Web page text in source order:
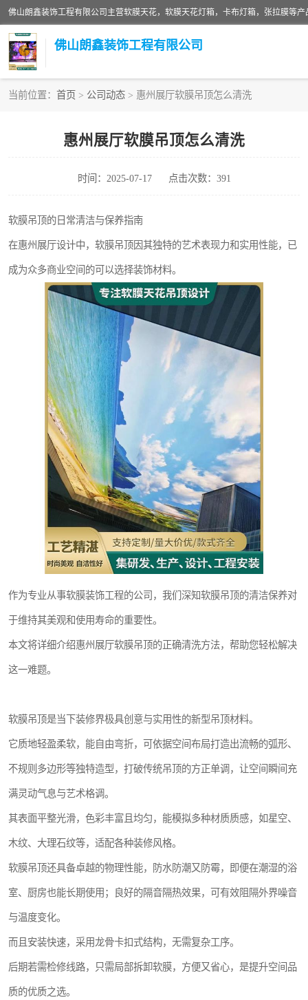
佛山朗鑫装饰工程有限公司
当前位置： 首页 > 公司动态 > 惠州展厅软膜吊顶怎么清洗
惠州展厅软膜吊顶怎么清洗
时间：2025-07-17 点击次数：391
软膜吊顶的日常清洁与保养指南
在惠州展厅设计中，软膜吊顶因其独特的艺术表现力和实用性能，已
成为众多商业空间的可以选择装饰材料。
作为专业从事软膜装饰工程的公司，我们深知软膜吊顶的清洁保养对
于维持其美观和使用寿命的重要性。
本文将详细介绍惠州展厅软膜吊顶的正确清洗方法，帮助您轻松解决
这一难题。
软膜吊顶是当下装修界极具创意与实用性的新型吊顶材料。
它质地轻盈柔软，能自由弯折，可依据空间布局打造出流畅的弧形、
不规则多边形等独特造型，打破传统吊顶的方正单调，让空间瞬间充
满灵动气息与艺术格调。
其表面平整光滑，色彩丰富且均匀，能模拟多种材质质感，如星空、
木纹、大理石纹等，适配各种装修风格。
软膜吊顶还具备卓越的物理性能，防水防潮又防霉，即便在潮湿的浴
室、厨房也能长期使用；良好的隔音隔热效果，可有效阻隔外界噪音
与温度变化。
而且安装快速，采用龙骨卡扣式结构，无需复杂工序。
后期若需检修线路，只需局部拆卸软膜，方便又省心，是提升空间品
质的优质之选。